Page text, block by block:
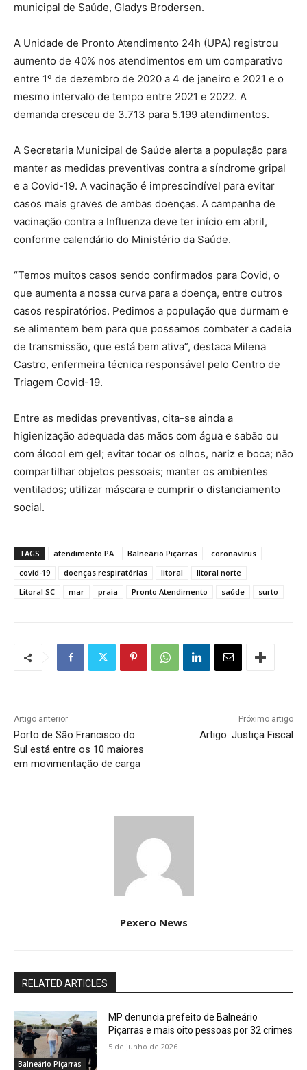
municipal de Saúde, Gladys Brodersen.
A Unidade de Pronto Atendimento 24h (UPA) registrou
aumento de 40% nos atendimentos em um comparativo
entre 1º de dezembro de 2020 a 4 de janeiro e 2021 e o
mesmo intervalo de tempo entre 2021 e 2022. A
demanda cresceu de 3.713 para 5.199 atendimentos.
A Secretaria Municipal de Saúde alerta a população para
manter as medidas preventivas contra a síndrome gripal
e a Covid-19. A vacinação é imprescindível para evitar
casos mais graves de ambas doenças. A campanha de
vacinação contra a Influenza deve ter início em abril,
conforme calendário do Ministério da Saúde.
“Temos muitos casos sendo confirmados para Covid, o
que aumenta a nossa curva para a doença, entre outros
casos respiratórios. Pedimos a população que durmam e
se alimentem bem para que possamos combater a cadeia
de transmissão, que está bem ativa”, destaca Milena
Castro, enfermeira técnica responsável pelo Centro de
Triagem Covid-19.
Entre as medidas preventivas, cita-se ainda a
higienização adequada das mãos com água e sabão ou
com álcool em gel; evitar tocar os olhos, nariz e boca; não
compartilhar objetos pessoais; manter os ambientes
ventilados; utilizar máscara e cumprir o distanciamento
social.
TAGS atendimento PA Balneário Piçarras
coronavírus
covid-19
doenças respiratórias litoral
litoral norte
Litoral SC
mar praia Pronto Atendimento saúde surto
Artigo anterior
Porto de São Francisco do
Sul está entre os 10 maiores
em movimentação de carga
Próximo artigo
Artigo: Justiça Fiscal
Pexero News
RELATED ARTICLES
Balneário Piçarras
MP denuncia prefeito de Balneário
Piçarras e mais oito pessoas por 32 crimes
5 de junho de 2026